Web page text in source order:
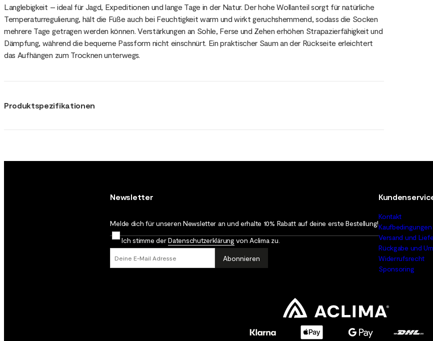
Langlebigkeit – ideal für Jagd, Expeditionen und lange Tage in der Natur. Der hohe Wollanteil sorgt für natürliche
Temperaturregulierung, hält die Füße auch bei Feuchtigkeit warm und wirkt geruchshemmend, sodass die Socken
mehrere Tage getragen werden können. Verstärkungen an Sohle, Ferse und Zehen erhöhen Strapazierfähigkeit und
Dämpfung, während die bequeme Passform nicht einschnürt. Ein praktischer Saum an der Rückseite erleichtert
das Aufhängen zum Trocknen unterwegs.
Produktspezifikationen
Newsletter
Melde dich für unseren Newsletter an und erhalte 10% Rabatt auf deine erste Bestellung!
Ich stimme derDatenschutz­erklärung von Aclima zu.
Abonnieren
Kontakt
Versand und
Rückgabe und
Widerrufsrecht
Sponsoring